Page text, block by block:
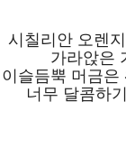
시칠리안 오렌
가라앉은
이슬듬뿍 머금은
너무 달콤하